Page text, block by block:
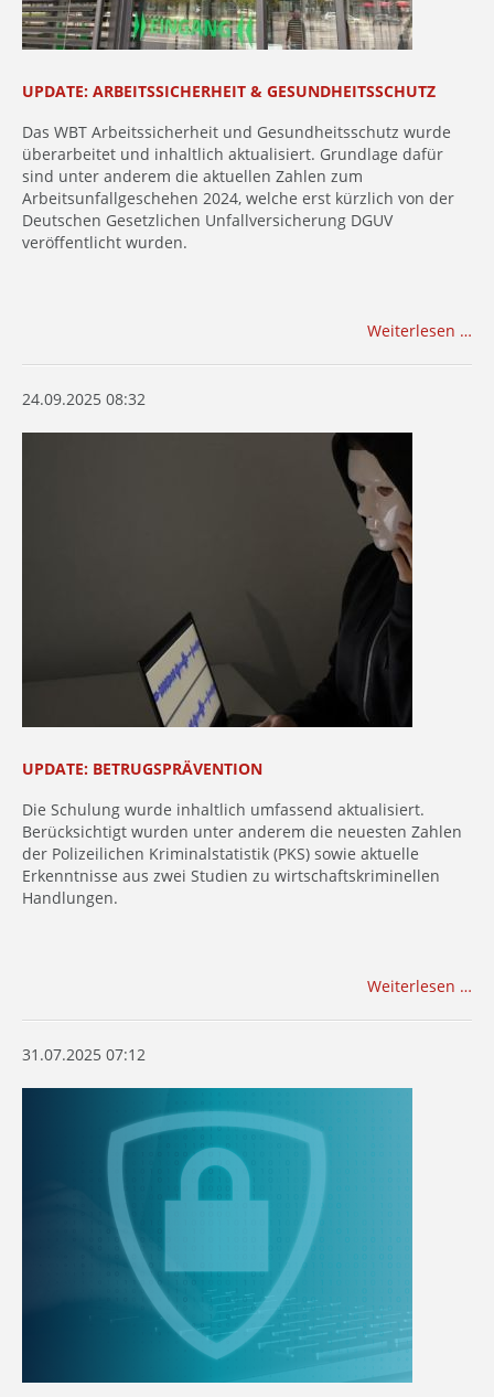
UPDATE: ARBEITSSICHERHEIT & GESUNDHEITSSCHUTZ
Das WBT Arbeitssicherheit und Gesundheitsschutz wurde
überarbeitet und inhaltlich aktualisiert. Grundlage dafür
sind unter anderem die aktuellen Zahlen zum
Arbeitsunfallgeschehen 2024, welche erst kürzlich von der
Deutschen Gesetzlichen Unfallversicherung DGUV
veröffentlicht wurden.
Weiterlesen …
24.09.2025 08:32
UPDATE: BETRUGSPRÄVENTION
Die Schulung wurde inhaltlich umfassend aktualisiert.
Berücksichtigt wurden unter anderem die neuesten Zahlen
der Polizeilichen Kriminalstatistik (PKS) sowie aktuelle
Erkenntnisse aus zwei Studien zu wirtschaftskriminellen
Handlungen.
Weiterlesen …
31.07.2025 07:12